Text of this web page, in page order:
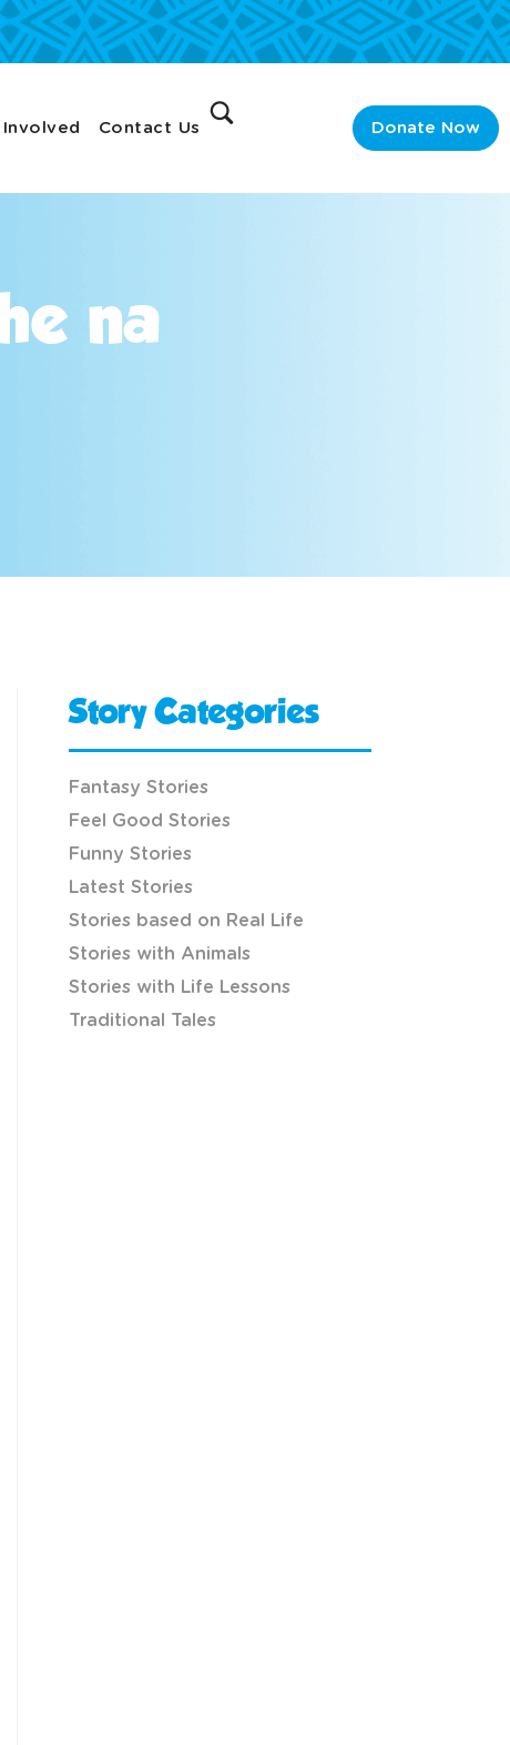
Contact Us Donate Now
na
Story Categories
Fantasy Stories
Feel Good Stories
Funny Stories
Latest Stories
Stories based on Real Life
Stories with Animals
Stories with Life Lessons
Traditional Tales